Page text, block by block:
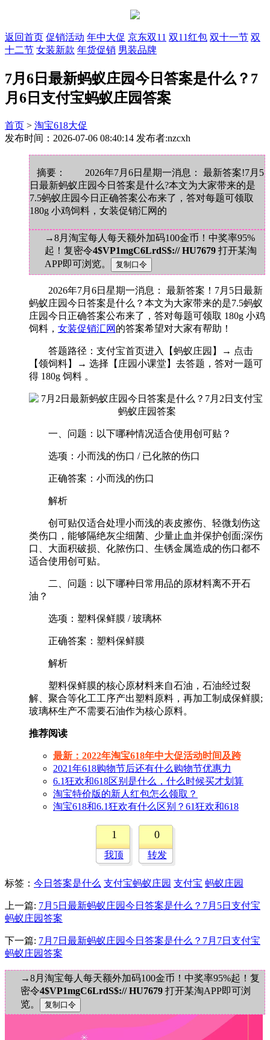
返回首页 促销活动 年中大促 京东双11 双11红包 双十一节 双
十二节 女装新款 年货促销 男装品牌
7月6日最新蚂蚁庄园今日答案是什么？7
月6日支付宝蚂蚁庄园答案
首页 > 淘宝618大促
发布时间：2026-07-06 08:40:14 发布者:nzcxh
摘要： 2026年7月6日星期一消息： 最新答案!7月5
日最新蚂蚁庄园今日答案是什么?本文为大家带来的是
7.5蚂蚁庄园今日正确答案公布来了，答对每题可领取
180g 小鸡饲料，女装促销汇网的
→8月淘宝每人每天额外加码100金币！中奖率95%
起！复密令4$VP1mgC6LrdS$:// HU7679 打开某淘
APP即可浏览。
2026年7月6日星期一消息： 最新答案！7月5日最新
蚂蚁庄园今日答案是什么？本文为大家带来的是7.5蚂蚁
庄园今日正确答案公布来了，答对每题可领取 180g 小鸡
饲料， 女装促销汇网 的答案希望对大家有帮助！
答题路径：支付宝首页进入【蚂蚁庄园】→ 点击
【领饲料】→ 选择【庄园小课堂】去答题，答对一题可
得 180g 饲料 。‌‌
一、问题：以下哪种情况适合使用创可贴？
选项：小而浅的伤口 / 已化脓的伤口
正确答案：小而浅的伤口
解析
创可贴仅适合处理小而浅的表皮擦伤、轻微划伤这
类伤口，能够隔绝灰尘细菌、少量止血并保护创面;深伤
口、大面积破损、化脓伤口、生锈金属造成的伤口都不
适合使用创可贴。
二、问题：以下哪种日常用品的原材料离不开石
油？
选项：塑料保鲜膜 / 玻璃杯
正确答案：塑料保鲜膜
解析
塑料保鲜膜的核心原材料来自石油，石油经过裂
解、聚合等化工工序产出塑料原料，再加工制成保鲜膜;
玻璃杯生产不需要石油作为核心原料。
推荐阅读
最新：2022年淘宝618年中大促活动时间及跨
2021年618购物节后还有什么购物节优惠力
6.1狂欢和618区别是什么，什么时候买才划算
淘宝特价版的新人红包怎么领取？
淘宝618和6.1狂欢有什么区别？61狂欢和618
1
我顶
0
转发
标签 ： 今日答案是什么 支付宝蚂蚁庄园 支付宝 蚂蚁庄园
上一篇: 7月5日最新蚂蚁庄园今日答案是什么？7月5日支付宝
蚂蚁庄园答案
下一篇: 7月7日最新蚂蚁庄园今日答案是什么？7月7日支付宝
蚂蚁庄园答案
→8月淘宝每人每天额外加码100金币！中奖率95%起！复
密令4$VP1mgC6LrdS$:// HU7679 打开某淘APP即可浏
览。